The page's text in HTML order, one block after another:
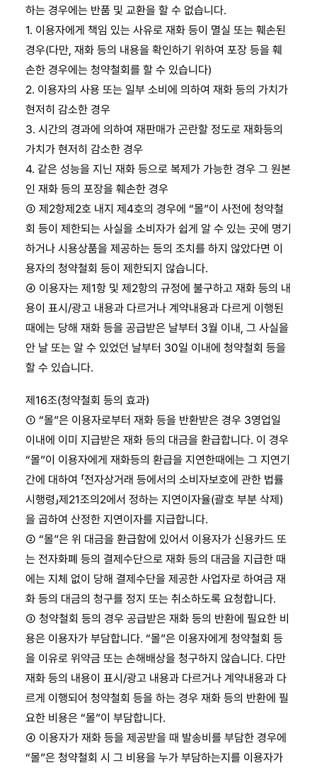
하는 경우에는 반품 및 교환을 할 수 없습니다.
1. 이용자에게 책임 있는 사유로 재화 등이 멸실 또는 훼손된
경우(다만, 재화 등의 내용을 확인하기 위하여 포장 등을 훼
손한 경우에는 청약철회를 할 수 있습니다)
2. 이용자의 사용 또는 일부 소비에 의하여 재화 등의 가치가
현저히 감소한 경우
3. 시간의 경과에 의하여 재판매가 곤란할 정도로 재화등의
가치가 현저히 감소한 경우
4. 같은 성능을 지닌 재화 등으로 복제가 가능한 경우 그 원본
인 재화 등의 포장을 훼손한 경우
③ 제2항제2호 내지 제4호의 경우에 “몰”이 사전에 청약철
회 등이 제한되는 사실을 소비자가 쉽게 알 수 있는 곳에 명기
하거나 시용상품을 제공하는 등의 조치를 하지 않았다면 이
용자의 청약철회 등이 제한되지 않습니다.
④ 이용자는 제1항 및 제2항의 규정에 불구하고 재화 등의 내
용이 표시/광고 내용과 다르거나 계약내용과 다르게 이행된
때에는 당해 재화 등을 공급받은 날부터 3월 이내, 그 사실을
안 날 또는 알 수 있었던 날부터 30일 이내에 청약철회 등을
할 수 있습니다.
제16조(청약철회 등의 효과)
① “몰”은 이용자로부터 재화 등을 반환받은 경우 3영업일
이내에 이미 지급받은 재화 등의 대금을 환급합니다. 이 경우
“몰”이 이용자에게 재화등의 환급을 지연한때에는 그 지연기
간에 대하여 「전자상거래 등에서의 소비자보호에 관한 법률
시행령」제21조의2에서 정하는 지연이자율(괄호 부분 삭제)
을 곱하여 산정한 지연이자를 지급합니다.
② “몰”은 위 대금을 환급함에 있어서 이용자가 신용카드 또
는 전자화폐 등의 결제수단으로 재화 등의 대금을 지급한 때
에는 지체 없이 당해 결제수단을 제공한 사업자로 하여금 재
화 등의 대금의 청구를 정지 또는 취소하도록 요청합니다.
③ 청약철회 등의 경우 공급받은 재화 등의 반환에 필요한 비
용은 이용자가 부담합니다. “몰”은 이용자에게 청약철회 등
을 이유로 위약금 또는 손해배상을 청구하지 않습니다. 다만
재화 등의 내용이 표시/광고 내용과 다르거나 계약내용과 다
르게 이행되어 청약철회 등을 하는 경우 재화 등의 반환에 필
요한 비용은 “몰”이 부담합니다.
④ 이용자가 재화 등을 제공받을 때 발송비를 부담한 경우에
“몰”은 청약철회 시 그 비용을 누가 부담하는지를 이용자가